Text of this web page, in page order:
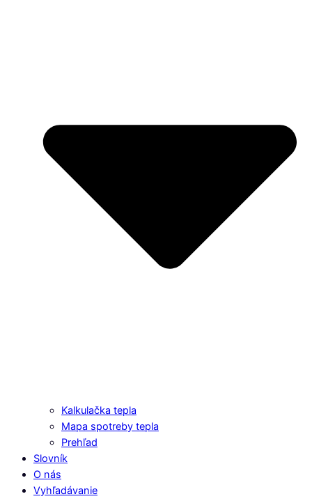
Kalkulačka tepla
Mapa spotreby tepla
Prehľad
Slovník
O nás
Vyhľadávanie